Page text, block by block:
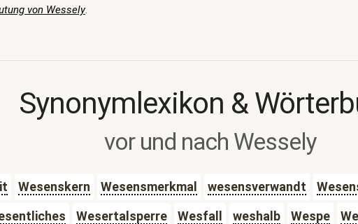
von Wessely.
Synonymlexikon &
vor und nach Wessely
Wesenskern Wesensmerkmal wesensverwandt
Wesertalsperre Wesfall weshalb Wespe